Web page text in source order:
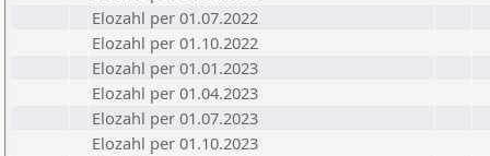
Elozahl per 01.07.2022
Elozahl per 01.10.2022
Elozahl per 01.01.2023
Elozahl per 01.04.2023
Elozahl per 01.07.2023
Elozahl per 01.10.2023